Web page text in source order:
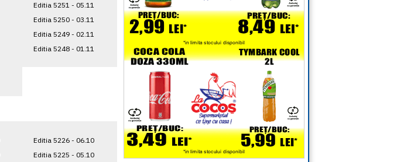
Editia 5251 - 05.11
Editia 5250 - 03.11
Editia 5249 - 02.11
Editia 5248 - 01.11
Editia 5226 - 06.10
Editia 5225 - 05.10